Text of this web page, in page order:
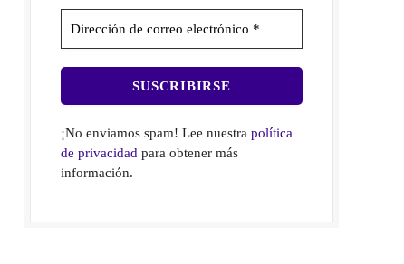
¡No enviamos spam! Lee nuestrapolítica
de privacidad para obtener más
información.